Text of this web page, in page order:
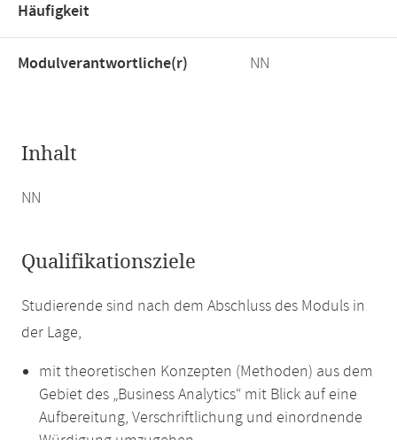
Häufigkeit
Modulverantwortliche(r) NN
Inhalt
NN
Qualifikationsziele
Studierende sind nach dem Abschluss des Moduls in
der Lage,
mit theoretischen Konzepten (Methoden) aus dem
Gebiet des „Business Analytics“ mit Blick auf eine
Aufbereitung, Verschriftlichung und einordnende